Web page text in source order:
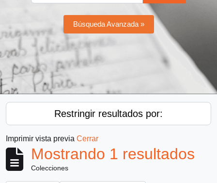
Búsqueda Avanzada »
Restringir resultados por:
Imprimir vista previa Cerrar
Mostrando 1 resultados
Colecciones